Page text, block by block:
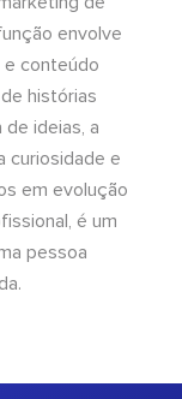
envolve
e conteúdo
histórias
de ideias, a
curiosidade e
em evolução
é um
pessoa